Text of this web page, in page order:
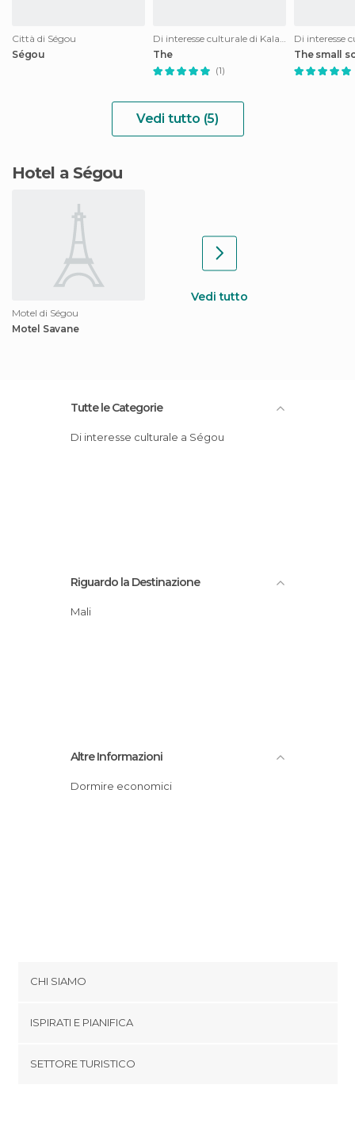
Città di Ségou
Ségou
Di interesse culturale di Kalabougou
The
(1)
The small
Vedi tutto (5)
Hotel a Ségou
Motel di Ségou
Motel Savane
Vedi tutto
Tutte le Categorie
Di interesse culturale a Ségou
Riguardo la Destinazione
Mali
Altre Informazioni
Dormire economici
CHI SIAMO
Termini e Condizioni
ISPIRATI E PIANIFICA
SETTORE TURISTICO